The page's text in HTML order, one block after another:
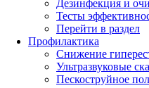
Дезинфекция и
Тесты
Перейти в раздел
Профилактика
Снижение
Ультразвуковые
Пескоструйное